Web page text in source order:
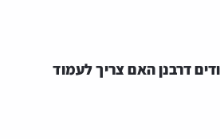
דרבנן האם צריך לעמוד